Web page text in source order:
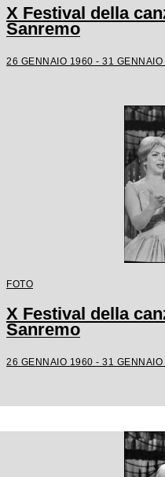
X Festival della
Sanremo
26 GENNAIO 1960 - 31 GENNAIO
FOTO
X Festival della
Sanremo
26 GENNAIO 1960 - 31 GENNAIO